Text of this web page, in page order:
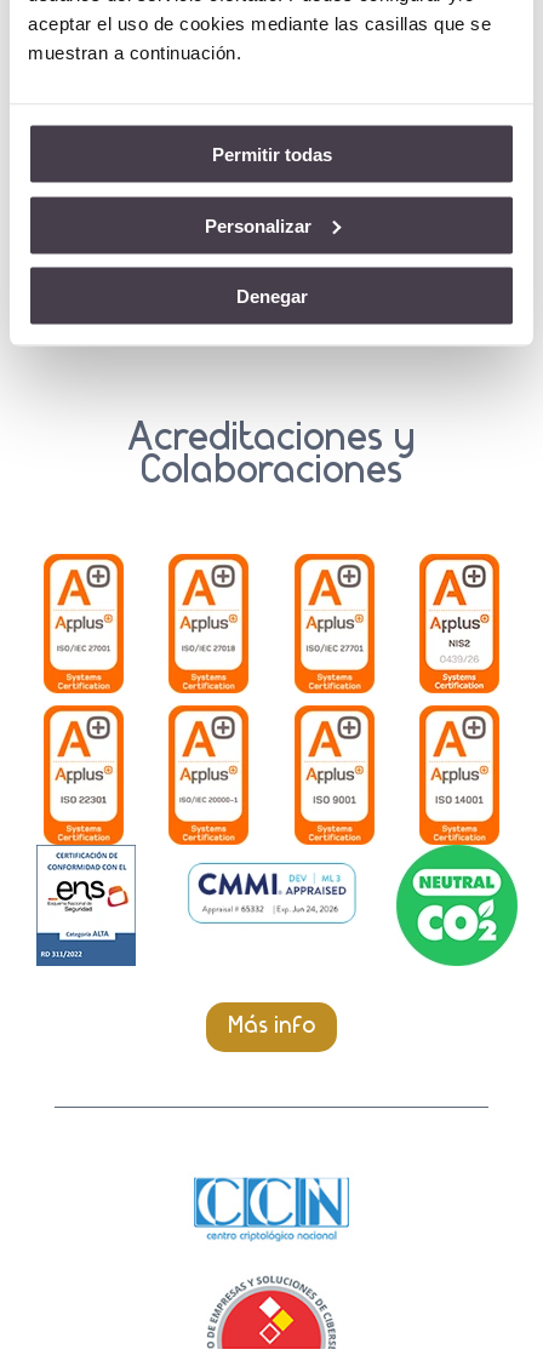
aceptar el uso de cookies mediante las casillas que se
muestran a continuación.
Permitir todas
Personalizar
Denegar
Área Privada
Acceso Remoto
Acceso Empleados: MyNet
Acreditaciones y
Colaboraciones
Más info